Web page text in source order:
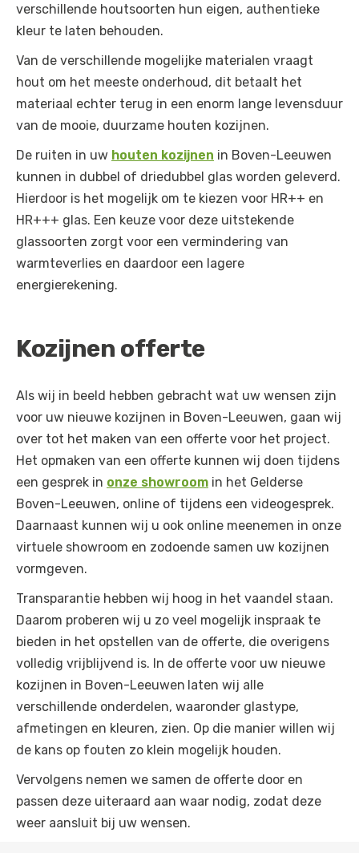
verschillende houtsoorten hun eigen, authentieke
kleur te laten behouden.
Van de verschillende mogelijke materialen vraagt
hout om het meeste onderhoud, dit betaalt het
materiaal echter terug in een enorm lange levensduur
van de mooie, duurzame houten kozijnen.
De ruiten in uw houten kozijnen in Boven-Leeuwen
kunnen in dubbel of driedubbel glas worden geleverd.
Hierdoor is het mogelijk om te kiezen voor HR++ en
HR+++ glas. Een keuze voor deze uitstekende
glassoorten zorgt voor een vermindering van
warmteverlies en daardoor een lagere
energierekening.
Kozijnen offerte
Als wij in beeld hebben gebracht wat uw wensen zijn
voor uw nieuwe kozijnen in Boven-Leeuwen, gaan wij
over tot het maken van een offerte voor het project.
Het opmaken van een offerte kunnen wij doen tijdens
een gesprek in onze showroom in het Gelderse
Boven-Leeuwen, online of tijdens een videogesprek.
Daarnaast kunnen wij u ook online meenemen in onze
virtuele showroom en zodoende samen uw kozijnen
vormgeven.
Transparantie hebben wij hoog in het vaandel staan.
Daarom proberen wij u zo veel mogelijk inspraak te
bieden in het opstellen van de offerte, die overigens
volledig vrijblijvend is. In de offerte voor uw nieuwe
kozijnen in Boven-Leeuwen laten wij alle
verschillende onderdelen, waaronder glastype,
afmetingen en kleuren, zien. Op die manier willen wij
de kans op fouten zo klein mogelijk houden.
Vervolgens nemen we samen de offerte door en
passen deze uiteraard aan waar nodig, zodat deze
weer aansluit bij uw wensen.